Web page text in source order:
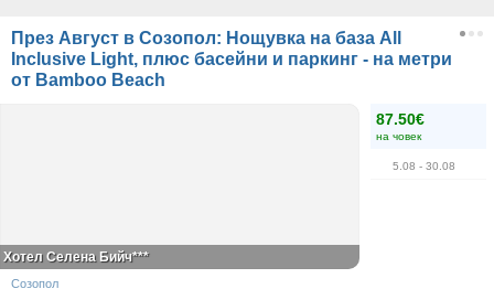
През Август в Созопол: Нощувка на база All
Inclusive Light, плюс басейни и паркинг - на метри
от Bamboo Beach
87.50€
на човек
5.08 - 30.08
Хотел Селена Бийч***
Созопол